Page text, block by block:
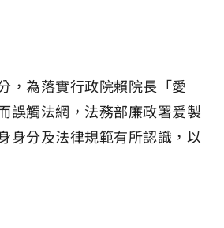
，為落實行政院賴院長「愛
誤觸法網，法務部廉政署爰製
身分及法律規範有所認識，以